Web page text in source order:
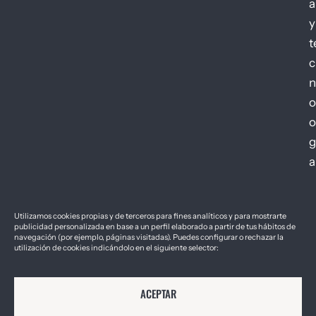
Utilizamos cookies propias y de terceros para fines analíticos y para mostrarte
publicidad personalizada en base a un perfil elaborado a partir de tus hábitos de
navegación (por ejemplo, páginas visitadas). Puedes configurar o rechazar la
utilización de cookies indicándolo en el siguiente selector:
ACEPTAR
a
y
c
n
o
a